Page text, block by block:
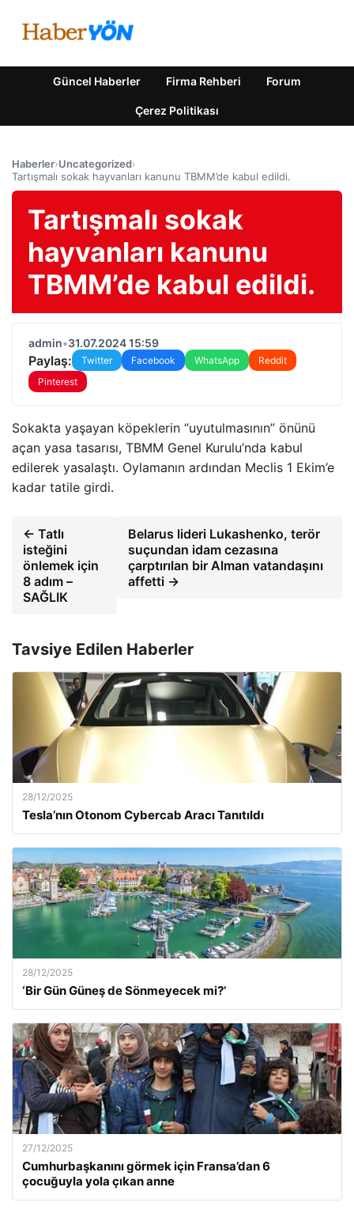
Güncel Haberler Firma Rehberi Forum
Çerez Politikası
Haberler›Uncategorized›
Tartışmalı sokak hayvanları kanunu TBMM’de kabul edildi.
Tartışmalı sokak
hayvanları kanunu
TBMM’de kabul edildi.
admin•31.07.2024 15:59
Paylaş: Twitter Facebook WhatsApp
Reddit
Pinterest
Sokakta yaşayan köpeklerin “uyutulmasının” önünü
açan yasa tasarısı, TBMM Genel Kurulu’nda kabul
edilerek yasalaştı. Oylamanın ardından Meclis 1 Ekim’e
kadar tatile girdi.
← Tatlı
isteğini
önlemek için
8 adım –
SAĞLIK
Belarus lideri Lukashenko, terör
suçundan idam cezasına
çarptırılan bir Alman vatandaşını
affetti →
Tavsiye Edilen Haberler
28/12/2025
Tesla’nın Otonom Cybercab Aracı Tanıtıldı
28/12/2025
‘Bir Gün Güneş de Sönmeyecek mi?’
27/12/2025
Cumhurbaşkanını görmek için Fransa’dan 6
çocuğuyla yola çıkan anne